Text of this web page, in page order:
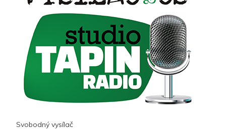
Svobodný vysílač